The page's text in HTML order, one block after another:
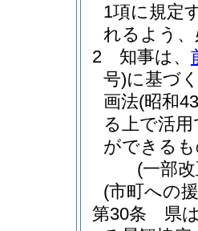
1項に規定
れるよう
2
知事は、
号)に基づ
画法(昭和
る上で活
ができる
(一部
(市町への
第30条
県